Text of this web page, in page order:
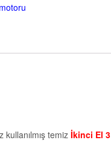
kullanılmış temizİkinci El 3